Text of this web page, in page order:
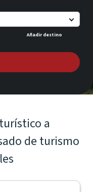
Añadir destino
a
de turismo